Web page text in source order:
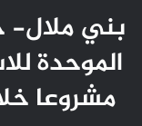
بني ملال-
مشروعا